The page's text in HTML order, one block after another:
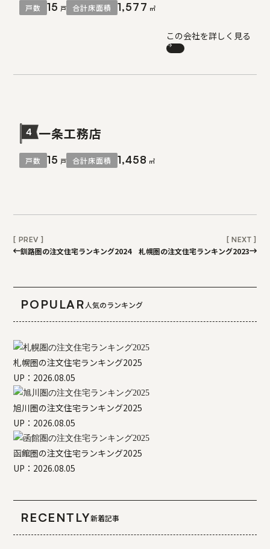
戸数 15 戸 合計床面積 1,577 ㎡
この会社を詳しく見る
4 一条工務店
戸数 15 戸 合計床面積 1,458 ㎡
釧路圏の注文住宅ランキング2024 札幌圏の注文住宅ランキング2023
POPULAR 人気のランキング
札幌圏の注文住宅ランキング2025
UP：2026.08.05
旭川圏の注文住宅ランキング2025
UP：2026.08.05
函館圏の注文住宅ランキング2025
UP：2026.08.05
RECENTLY新着記事